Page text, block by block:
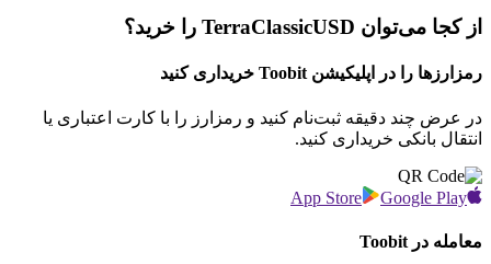
از کجا می‌توان TerraClassicUSD را خرید؟
رمزارزها را در اپلیکیشن Toobit خریداری کنید
در عرض چند دقیقه ثبت‌نام کنید و رمزارز را با کارت اعتباری یا
انتقال بانکی خریداری کنید.
App Store Google Play
معامله در Toobit